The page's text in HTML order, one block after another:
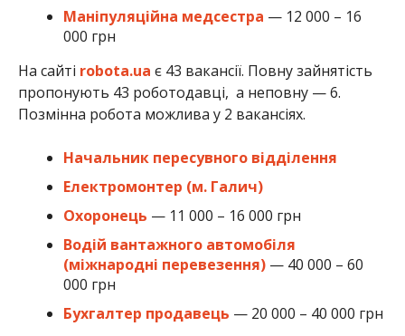
Маніпуляційна медсестра — 12 000 – 16
000 грн
На сайті robota.ua є 43 вакансії. Повну зайнятість
пропонують 43 роботодавці, а неповну — 6.
Позмінна робота можлива у 2 вакансіях.
Начальник пересувного відділення
Електромонтер (м. Галич)
Охоронець — 11 000 – 16 000 грн
Водій вантажного автомобіля
(міжнародні перевезення)— 40 000 – 60
000 грн
Бухгалтер продавець — 20 000 – 40 000 грн